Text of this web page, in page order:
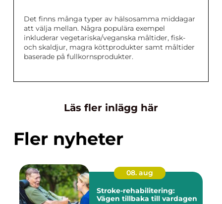
Det finns många typer av hälsosamma middagar
att välja mellan. Några populära exempel
inkluderar vegetariska/veganska måltider, fisk-
och skaldjur, magra köttprodukter samt måltider
baserade på fullkornsprodukter.
Läs fler inlägg här
Fler nyheter
08. aug
Stroke-rehabilitering:
Vägen tillbaka till vardagen